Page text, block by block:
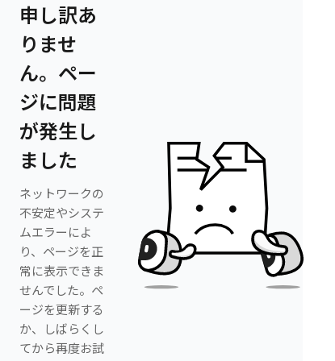
申し訳あ
りませ
ん。ペー
ジに問題
が発生し
ました
ネットワークの
不安定やシステ
ムエラーによ
り、ページを正
常に表示できま
せんでした。ペ
ージを更新する
か、しばらくし
てから再度お試